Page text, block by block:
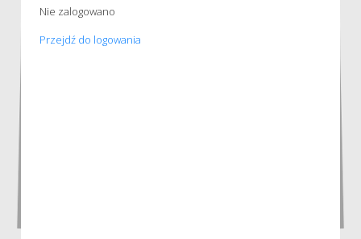
Nie zalogowano
Przejdź do logowania